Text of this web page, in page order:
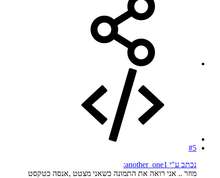
#5
נכתב ע"י another_one1:
מוזר .. אני רואה את התמונה כשאני מצטט ,אנסה כטקסט